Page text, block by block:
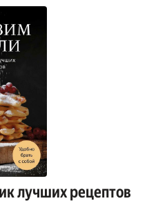
лучших рецептов